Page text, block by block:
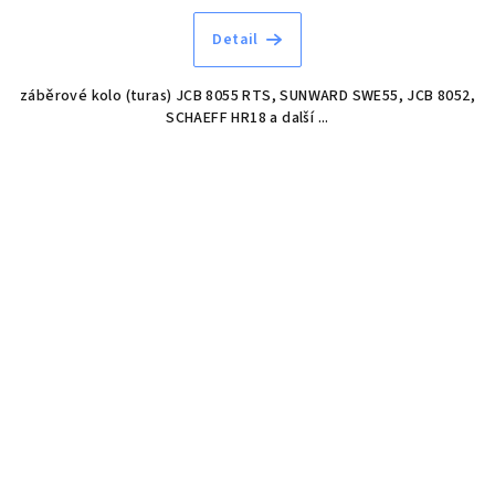
Detail
záběrové kolo (turas) JCB 8055 RTS, SUNWARD SWE55, JCB 8052,
SCHAEFF HR18 a další ...